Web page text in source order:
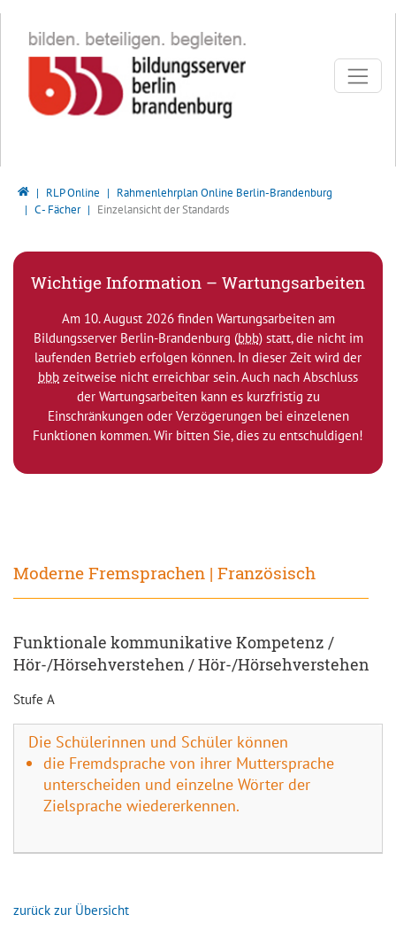
Bildungsserver Berlin - Brandenburg
RLP Online
Rahmenlehrplan Online Berlin-Brandenburg
C - Fächer
Einzelansicht der Standards
Wichtige Information – Wartungsarbeiten
Am 10. August 2026 finden Wartungsarbeiten am
Bildungsserver Berlin-Brandenburg (bbb) statt, die nicht im
laufenden Betrieb erfolgen können. In dieser Zeit wird der
bbb zeitweise nicht erreichbar sein. Auch nach Abschluss
der Wartungsarbeiten kann es kurzfristig zu
Einschränkungen oder Verzögerungen bei einzelenen
Funktionen kommen. Wir bitten Sie, dies zu entschuldigen!
Moderne Fremsprachen | Französisch
Funktionale kommunikative Kompetenz /
Hör-/Hörsehverstehen / Hör-/Hörsehverstehen
Stufe A
Die Schülerinnen und Schüler können
die Fremdsprache von ihrer Muttersprache
unterscheiden und einzelne Wörter der
Zielsprache wiedererkennen.
zurück zur Übersicht